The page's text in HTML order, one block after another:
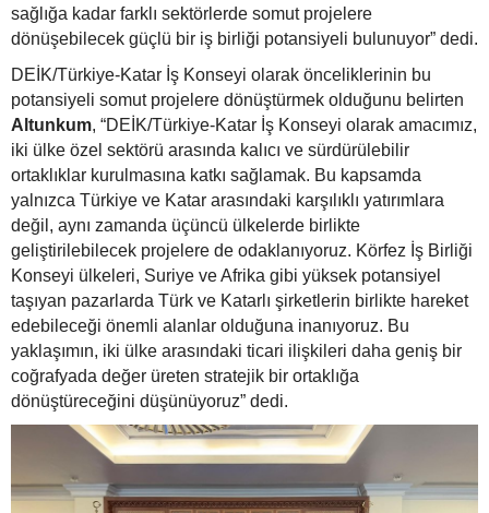
sağlığa kadar farklı sektörlerde somut projelere
dönüşebilecek güçlü bir iş birliği potansiyeli bulunuyor” dedi.
DEİK/Türkiye-Katar İş Konseyi olarak önceliklerinin bu
potansiyeli somut projelere dönüştürmek olduğunu belirten
Altunkum, “DEİK/Türkiye-Katar İş Konseyi olarak amacımız,
iki ülke özel sektörü arasında kalıcı ve sürdürülebilir
ortaklıklar kurulmasına katkı sağlamak. Bu kapsamda
yalnızca Türkiye ve Katar arasındaki karşılıklı yatırımlara
değil, aynı zamanda üçüncü ülkelerde birlikte
geliştirilebilecek projelere de odaklanıyoruz. Körfez İş Birliği
Konseyi ülkeleri, Suriye ve Afrika gibi yüksek potansiyel
taşıyan pazarlarda Türk ve Katarlı şirketlerin birlikte hareket
edebileceği önemli alanlar olduğuna inanıyoruz. Bu
yaklaşımın, iki ülke arasındaki ticari ilişkileri daha geniş bir
coğrafyada değer üreten stratejik bir ortaklığa
dönüştüreceğini düşünüyoruz” dedi.